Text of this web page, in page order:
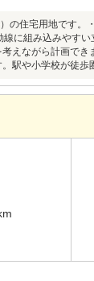
の住宅用地です
に組み込みやす
えながら計画で
駅や小学校が徒